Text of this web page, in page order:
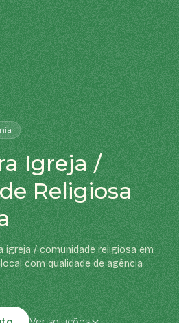
Igreja /
Religiosa
igreja / comunidade religiosa em
com qualidade de agência